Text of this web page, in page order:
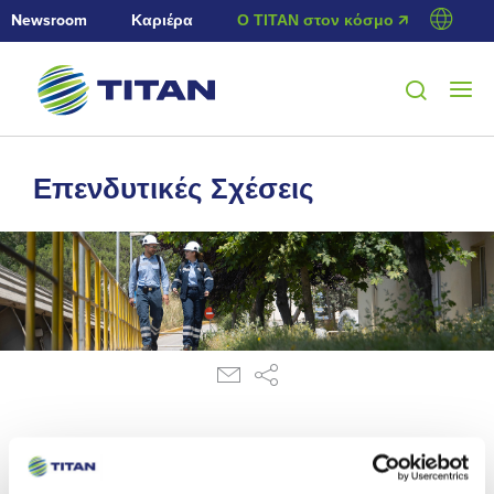
Newsroom Καριέρα Ο ΤΙΤΑΝ στον κόσμο 🡭
Επενδυτικές Σχέσεις
Ανακοίνωση ρυθμιζόμενης